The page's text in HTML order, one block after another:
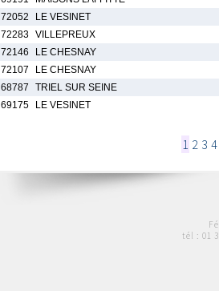
72052
LE VESINET
72283 VILLEPREUX
72146
LE CHESNAY
72107
LE CHESNAY
68787
TRIEL SUR SEINE
69175
LE VESINET
1 2 3 4
tél : 01